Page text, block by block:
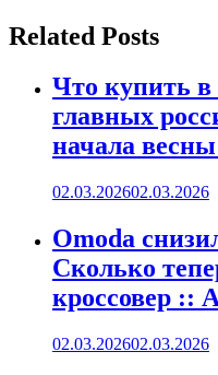
Related Posts
Что купить в
главных
начала
02.03.202602.03.2026
Omoda
Сколько
кроссовер ::
02.03.202602.03.2026